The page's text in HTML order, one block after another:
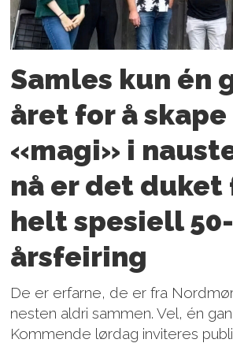
Samles kun én
året for å skape
«magi» i
nå er det duket
helt spesiell 50-
årsfeiring
De er erfarne, de er fra
nesten aldri sammen. Vel, én
Kommende lørdag inviteres